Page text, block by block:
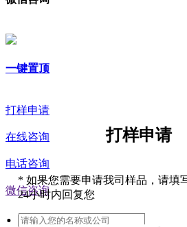
一键置顶
打样申请
在线咨询
电话咨询
微信咨询
打样申请
* 如果您需要申请我司样品，请填
24小时内回复您